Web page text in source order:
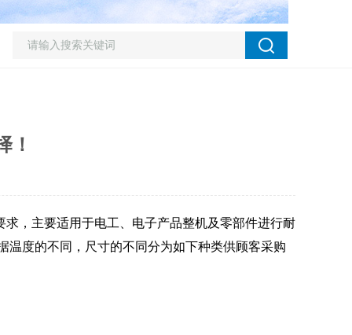
！
，主要适用于电工、电子产品整机及零部件进行耐
温度的不同，尺寸的不同分为如下种类供顾客采购